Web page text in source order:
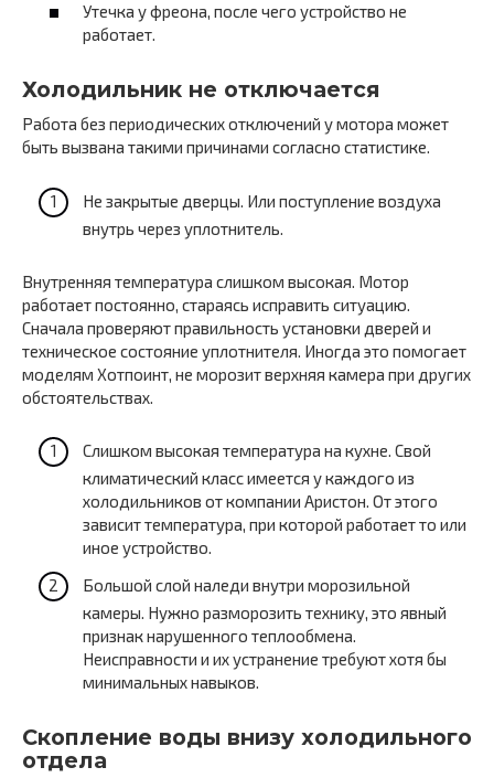
Утечка у фреона, после чего устройство не
работает.
Холодильник не отключается
Работа без периодических отключений у мотора может
быть вызвана такими причинами согласно статистике.
Не закрытые дверцы. Или поступление воздуха
внутрь через уплотнитель.
Внутренняя температура слишком высокая. Мотор
работает постоянно, стараясь исправить ситуацию.
Сначала проверяют правильность установки дверей и
техническое состояние уплотнителя. Иногда это помогает
моделям Хотпоинт, не морозит верхняя камера при других
обстоятельствах.
Слишком высокая температура на кухне. Свой
климатический класс имеется у каждого из
холодильников от компании Аристон. От этого
зависит температура, при которой работает то или
иное устройство.
Большой слой наледи внутри морозильной
камеры. Нужно разморозить технику, это явный
признак нарушенного теплообмена.
Неисправности и их устранение требуют хотя бы
минимальных навыков.
Скопление воды внизу холодильного
отдела